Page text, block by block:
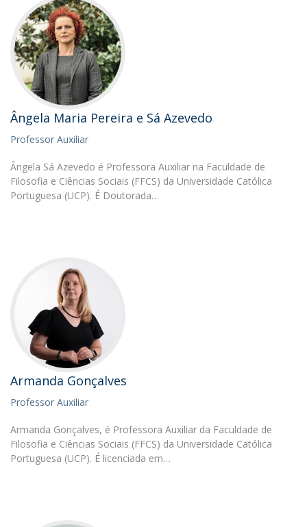
Ângela Maria Pereira e Sá Azevedo
Professor Auxiliar
Ângela Sá Azevedo é Professora Auxiliar na Faculdade de
Filosofia e Ciências Sociais (FFCS) da Universidade Católica
Portuguesa (UCP). É Doutorada…
Armanda Gonçalves
Professor Auxiliar
Armanda Gonçalves, é Professora Auxiliar da Faculdade de
Filosofia e Ciências Sociais (FFCS) da Universidade Católica
Portuguesa (UCP). É licenciada em…